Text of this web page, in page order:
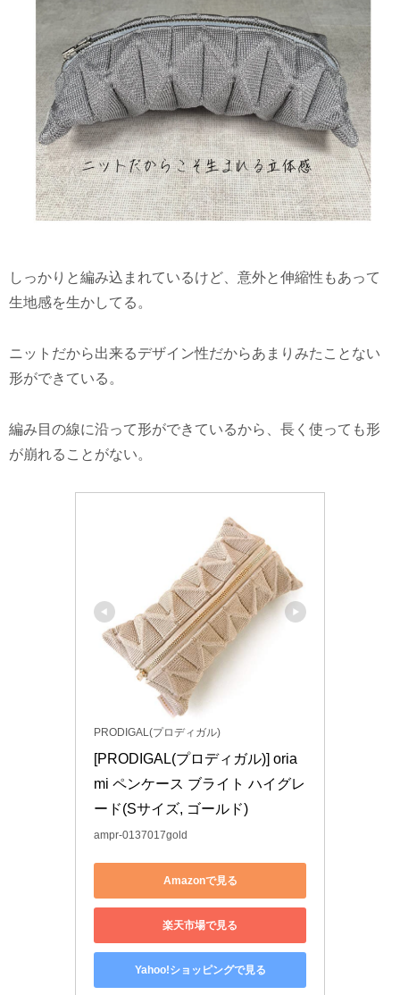
しっかりと編み込まれているけど、意外と伸縮性もあって
生地感を生かしてる。
ニットだから出来るデザイン性だからあまりみたことない
形ができている。
編み目の線に沿って形ができているから、長く使っても形
が崩れることがない。
PRODIGAL(プロディガル)
[PRODIGAL(プロディガル)] oria
mi ペンケース ブライト ハイグレ
ード(Sサイズ, ゴールド)
ampr-0137017gold
Amazonで見る
楽天市場で見る
Yahoo!ショッピングで見る